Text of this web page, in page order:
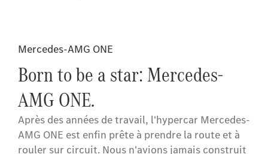
Mercedes-AMG ONE
Born to be a star: Mercedes-
AMG ONE.
Après des années de travail, l'hypercar Mercedes-
AMG ONE est enfin prête à prendre la route et à
rouler sur circuit. Nous n'avions jamais construit